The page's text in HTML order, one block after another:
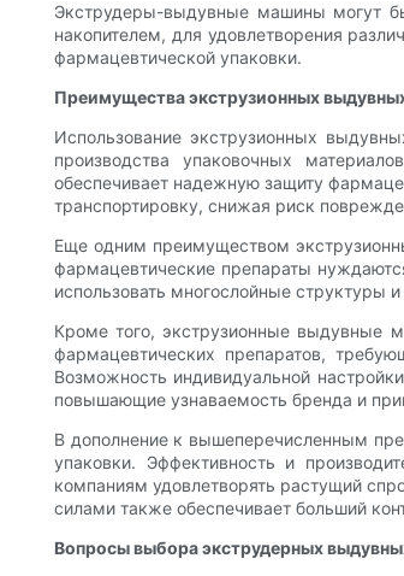
Экструдеры-выдувные машины могут
накопителем, для удовлетворения
фармацевтической упаковки.
Преимущества экструзионных
Использование экструзионных
производства упаковочных
обеспечивает надежную защиту
транспортировку, снижая риск
Еще одним преимуществом
фармацевтические препараты
использовать многослойные структуры
Кроме того, экструзионные выдувные
фармацевтических препаратов,
Возможность индивидуальной
повышающие узнаваемость бренда и
В дополнение к вышеперечисленным
упаковки. Эффективность и
компаниям удовлетворять растущий
силами также обеспечивает больший
Вопросы выбора экструдерных